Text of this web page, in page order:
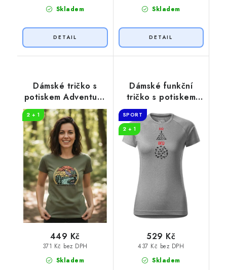
Skladem Skladem
Dámské tričko s
potiskem Adventure
in nature
2 + 1
Skladem
371 Kč bez DPH
449 Kč
Dámské funkční
tričko s potiskem
EGO EKO
SPORT
2 + 1
Skladem
437 Kč bez DPH
529 Kč